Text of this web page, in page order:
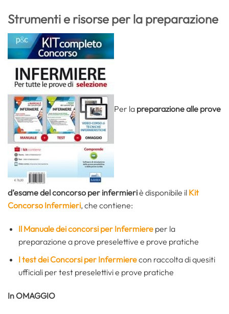
Strumenti e risorse per la preparazione
Per la preparazione alle prove
d’esame del concorso per infermieriè disponibile il Kit
Concorso Infermieri, che contiene:
Il Manuale dei concorsi per Infermiereper la
preparazione a prove preselettive e prove pratiche
I test dei Concorsi per Infermierecon raccolta di quesiti
ufficiali per test preselettivi e prove pratiche
In OMAGGIO